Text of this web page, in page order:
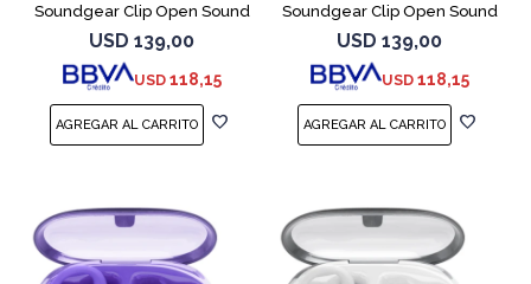
Soundgear Clip Open Sound
Cobre
USD 139,00
USD 118,15
Soundgear Clip Open Sound
Azul
USD 139,00
USD 118,15